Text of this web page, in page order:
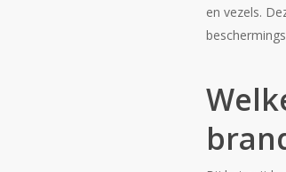
en vezels.